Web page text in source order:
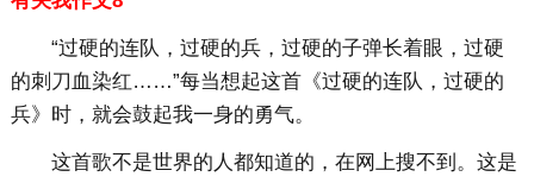
“过硬的连队，过硬的兵，过硬的子弹长着眼，过硬
的刺刀血染红……”每当想起这首《过硬的连队，过硬的
兵》时，就会鼓起我一身的勇气。
这首歌不是世界的人都知道的，在网上搜不到。这是